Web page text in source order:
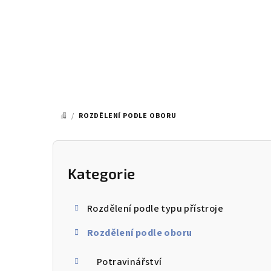
DOMŮ
/ ROZDĚLENÍ PODLE OBORU
P
Přeskočit
kategorie
Kategorie
Rozdělení podle typu přístroje
Rozdělení podle oboru
Potravinářství